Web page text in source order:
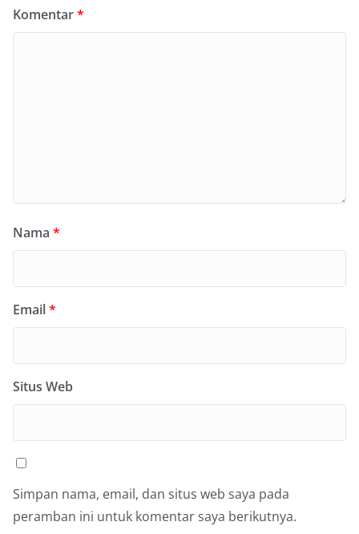
Komentar*
Nama *
Email*
Situs Web
Simpan nama, email, dan situs web saya pada
peramban ini untuk komentar saya berikutnya.